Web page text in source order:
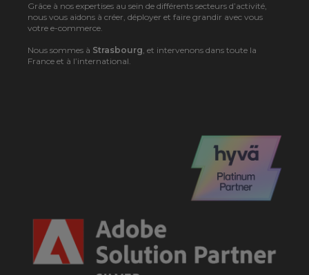
Grâce à nos expertises au sein de différents secteurs d’activité,
nous vous aidons à créer, déployer et faire grandir avec vous
votre e-commerce.
Nous sommes à Strasbourg, et intervenons dans toute la
France et à l’international.